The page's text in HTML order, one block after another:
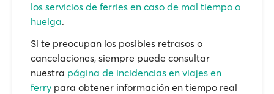
los servicios de ferries en caso de mal tiempo o
huelga.
Si te preocupan los posibles retrasos o
cancelaciones, siempre puede consultar
nuestra página de incidencias en viajes en
ferry para obtener información en tiempo real